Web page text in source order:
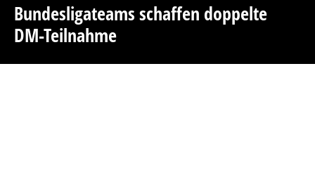
Bundesligateams schaffen doppelte
DM-Teilnahme